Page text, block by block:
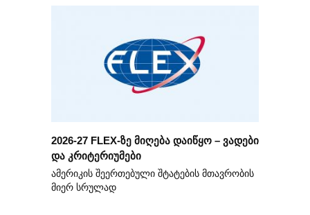
2026-27 FLEX-ზე მიღება დაიწყო – ვადები
და კრიტერიუმები
ამერიკის შეერთებული შტატების მთავრობის
მიერ სრულად